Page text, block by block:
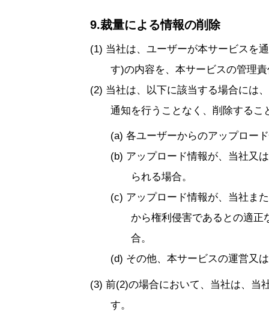
9.裁量による情報の削除
当社は、ユーザーが本サービスを
す)の内容を、本サービスの管理
当社は、以下に該当する場合には
通知を行うことなく、削除するこ
各ユーザーからのアップロー
アップロード情報が、当社又
られる場合。
アップロード情報が、当社ま
から権利侵害であるとの適
合。
その他、本サービスの運営又
前(2)の場合において、当社は、当
す。